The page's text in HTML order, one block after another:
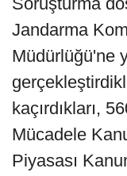
Jandarma
Müdürlüğü'ne
kaçırdıkları,
Mücadele
Piyasası